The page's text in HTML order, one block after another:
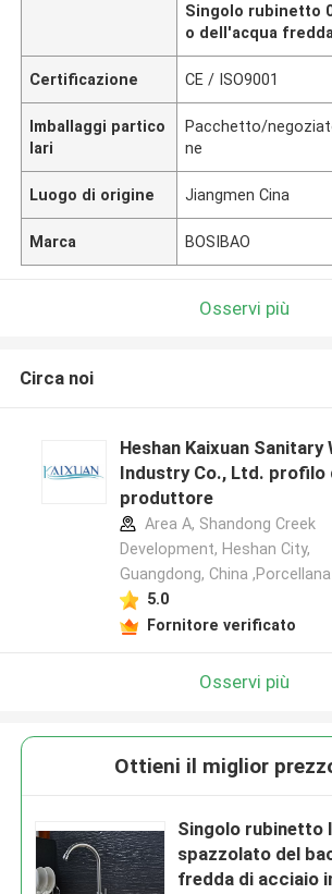
Singolo rubinetto
o dell'acqua fredda
Certificazione CE / ISO9001
Imballaggi partico
lari
Pacchetto/
ne
Luogo di origine Jiangmen Cina
Marca BOSIBAO
Osservi più
Circa noi
Heshan Kaixuan Sanitary
Industry Co., Ltd. profilo
produttore
Area A, Shandong Creek
Development, Heshan City,
Guangdong, China ,Porcellana
5.0
Fornitore verificato
Osservi più
Ottieni il miglior
Singolo rubinetto
spazzolato del
fredda di acciaio